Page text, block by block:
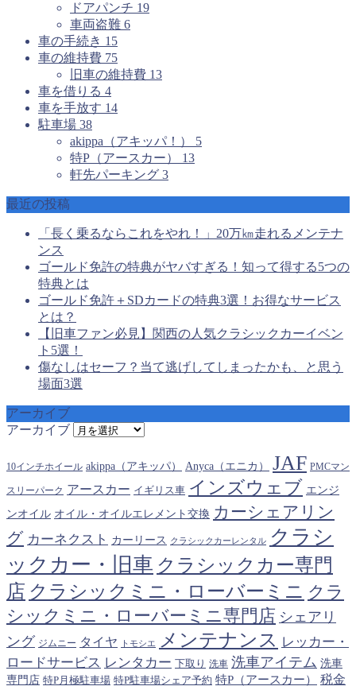
ドアパンチ 19
車両盗難 6
車の手続き 15
車の維持費 75
旧車の維持費 13
車を借りる 4
車を手放す 14
駐車場 38
akippa（アキッパ！） 5
特P（アースカー） 13
軒先パーキング 3
最近の投稿
「長く乗るならこれをやれ！」20万㎞走れるメンテナ
ンス
ゴールド免許の特典がヤバすぎる！知って得する5つの
特典とは
ゴールド免許＋SDカードの特典3選！お得なサービス
とは？
【旧車ファン必見】関西の人気クラシックカーイベン
ト5選！
傷なしはセーフ？当て逃げしてしまったかも、と思う
場面3選
アーカイブ
アーカイブ
10インチホイール akippa（アキッパ） Anyca（エニカ） JAF PMCマン
スリーパーク アースカー イギリス車 インズウェブ エンジ
ンオイル オイル・オイルエレメント交換 カーシェアリン
グ カーネクスト カーリース クラシックカーレンタル
クラシ
ックカー・旧車 クラシックカー専門
店 クラシックミニ・ローバーミニ クラ
シックミニ・ローバーミニ専門店 シェアリ
ング ジムニー タイヤ トモシエ メンテナンス レッカー・
ロードサービス レンタカー 下取り 洗車 洗車アイテム 洗車
専門店 特P月極駐車場 特P駐車場シェア予約 特P（アースカー） 税金